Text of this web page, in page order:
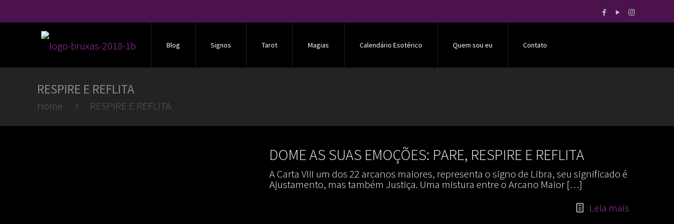
Blog Signos Tarot Magias Calendário Esotérico Quem sou eu Contato
RESPIRE E REFLITA
Home RESPIRE E REFLITA
DOME AS SUAS EMOÇÕES: PARE, RESPIRE E REFLITA
A Carta VIII um dos 22 arcanos maiores, representa o signo de Libra, seu significado é
Ajustamento, mas também Justiça. Uma mistura entre o Arcano Maior[…]
Leia mais